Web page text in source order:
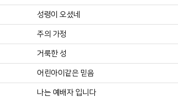
성령이 오셨네
주의 가정
거룩한 성
어린아이같은 믿음
나는 예배자 입니다